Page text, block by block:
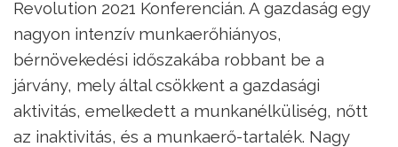
Revolution 2021 Konferencián. A gazdaság egy
nagyon intenzív munkaerőhiányos,
bérnövekedési időszakába robbant be a
járvány, mely által csökkent a gazdasági
aktivitás, emelkedett a munkanélküliség, nőtt
az inaktivitás, és a munkaerő-tartalék. Nagy